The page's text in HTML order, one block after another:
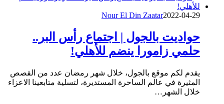
Nour El Din Zaatar2022-04-29
حواديت بالجول | اجتماع رأس البر..
حلمي زامورا ينضم للأهلي!
يقدم لكم موقع بالجول، خلال شهر رمضان عدد من القصص
المثيرة في عالم الساحرة المستديرة، لتسلية متابعينا الاعزاء
خلال الشهر…